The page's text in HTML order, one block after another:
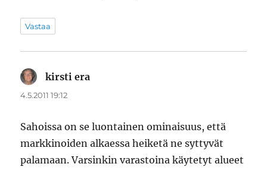
Vastaa
kirsti era
4.5.2011 19:12
Sahoissa on se luontainen ominaisuus, että
markkinoiden alkaessa heiketä ne syttyvät
palamaan. Varsinkin varastoina käytetyt alueet